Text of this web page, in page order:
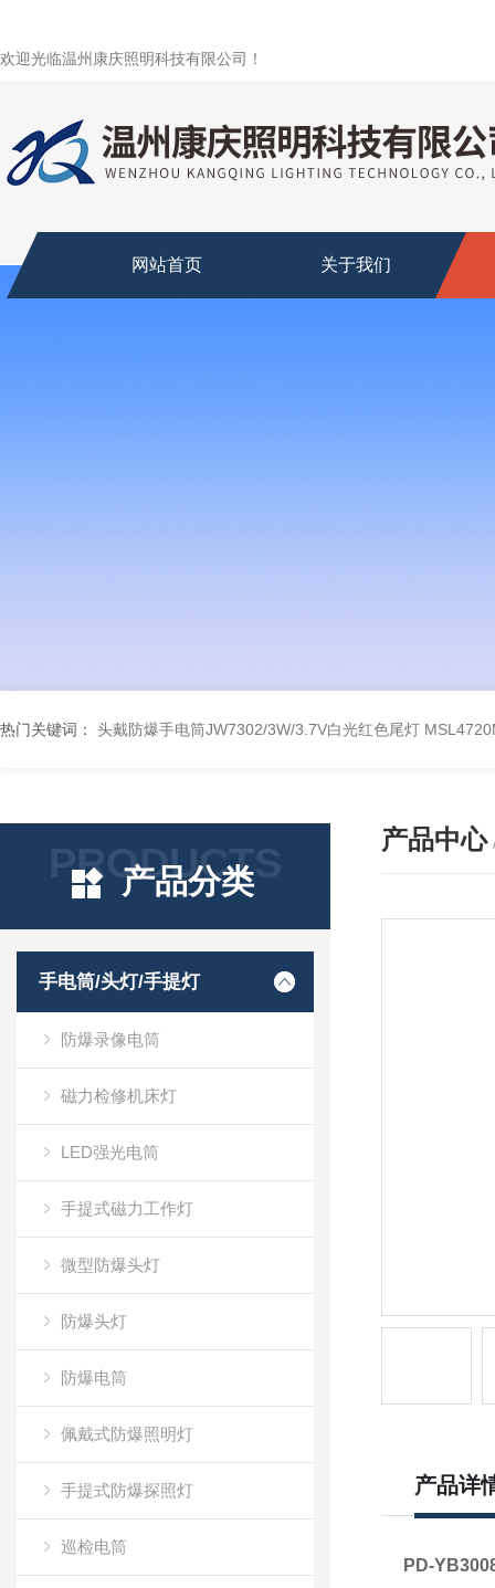
欢迎光临温州康庆照明科技有限公司！
网站首页 关于我们
热门关键词： 头戴防爆手电筒JW7302/3W/3.7V白光红色尾灯
PRODUCTS
产品分类
手电筒/头灯/手提灯
防爆录像电筒
磁力检修机床灯
LED强光电筒
手提式磁力工作灯
微型防爆头灯
防爆头灯
防爆电筒
佩戴式防爆照明灯
手提式防爆探照灯
巡检电筒
产品中心
产品详
PD-